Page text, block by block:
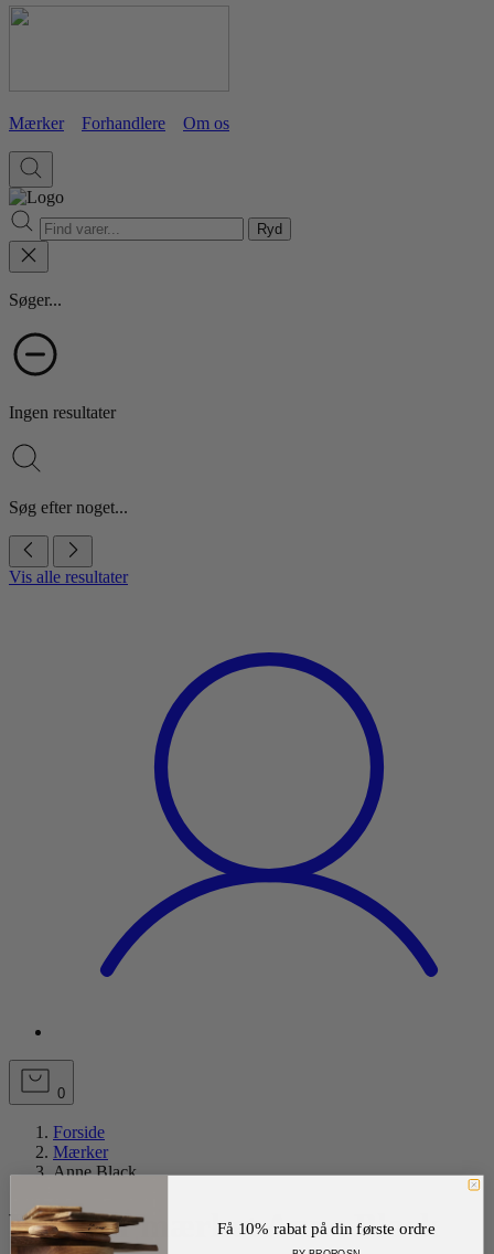
Mærker Forhandlere Om os
Ryd
Søger...
Ingen resultater
Søg efter noget...
Vis alle resultater
0
Forside
Mærker
Anne Black
Varer af mærket Anne Black
Få 10% rabat på din første ordre